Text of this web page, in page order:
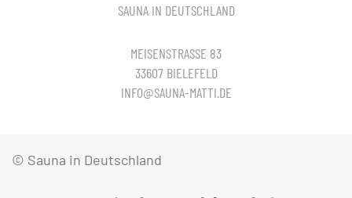
SAUNA IN DEUTSCHLAND
MEISENSTRASSE 83
33607 BIELEFELD
INFO@SAUNA-MATTI.DE
© Sauna in Deutschland